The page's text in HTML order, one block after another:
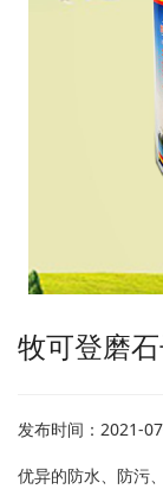
牧可登磨
发布时间：2021-
优异的防水、防污